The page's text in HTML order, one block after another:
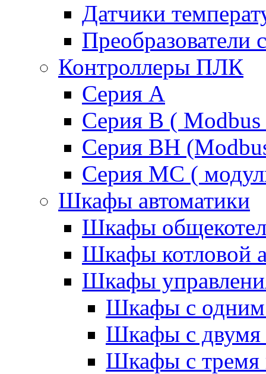
Датчики
Преобразователи
Контроллеры ПЛК
Серия A
Серия В ( Modbus
Серия BH
Серия MC (
Шкафы автоматики
Шкафы
Шкафы котловой
Шкафы
Шкафы с одним
Шкафы с двумя
Шкафы с тремя